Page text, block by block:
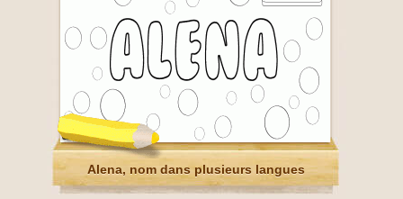
Alena, nom dans plusieurs langues